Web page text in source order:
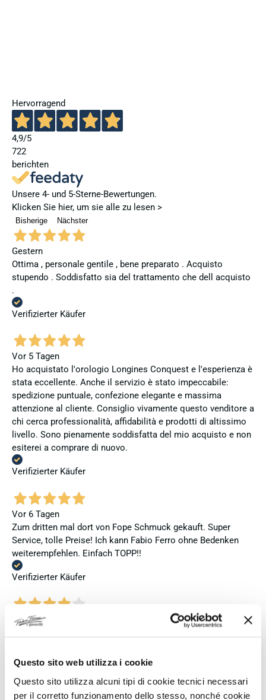
Questo sito web utilizza i cookie
Questo sito utilizza alcuni tipi di cookie tecnici necessari
per il corretto funzionamento dello stesso, nonché cookie
Hervorragend
4,9/5
722
berichten
Unsere 4- und 5-Sterne-Bewertungen.
Klicken Sie hier, um sie alle zu lesen >
Bisherige Nächster
Gestern
Ottima , personale gentile , bene preparato . Acquisto
stupendo . Soddisfatto sia del trattamento che dell acquisto
.
Verifizierter Käufer
Vor 5 Tagen
Ho acquistato l'orologio Longines Conquest e l'esperienza è
stata eccellente. Anche il servizio è stato impeccabile:
spedizione puntuale, confezione elegante e massima
attenzione al cliente. Consiglio vivamente questo venditore a
chi cerca professionalità, affidabilità e prodotti di altissimo
livello. Sono pienamente soddisfatta del mio acquisto e non
esiterei a comprare di nuovo.
Verifizierter Käufer
Vor 6 Tagen
Zum dritten mal dort von Fope Schmuck gekauft. Super
Service, tolle Preise! Ich kann Fabio Ferro ohne Bedenken
weiterempfehlen. Einfach TOPP!!
Verifizierter Käufer
Vor 6 Tagen
hervorheben möchte ich den attraktiven Preis sowie den
Seiko-Garantieschein. Der Versand war außerdem schnell.
Dennoch vergebe ich 4 statt 5 Sterne, da die Lieferung nicht